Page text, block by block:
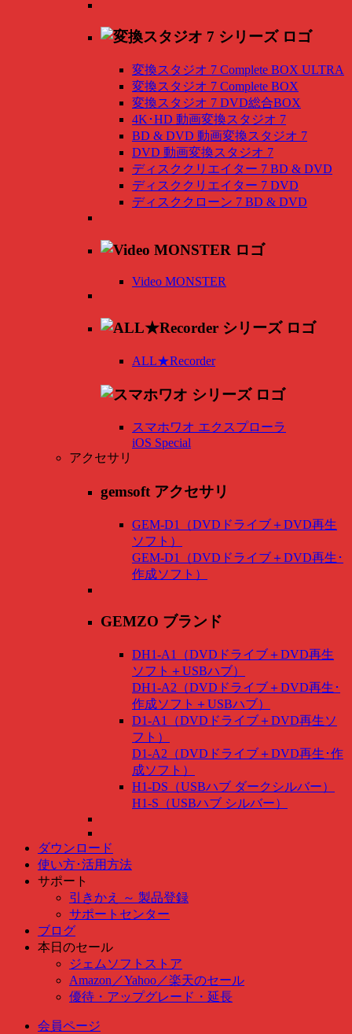
変換スタジオ 7 Complete BOX ULTRA
変換スタジオ 7 Complete BOX
変換スタジオ 7 DVD総合BOX
4K･HD 動画変換スタジオ 7
BD & DVD 動画変換スタジオ 7
DVD 動画変換スタジオ 7
ディスククリエイター 7 BD & DVD
ディスククリエイター 7 DVD
ディスククローン 7 BD & DVD
Video MONSTER
ALL★Recorder
スマホワオ エクスプローラ
iOS Special
アクセサリ
gemsoft アクセサリ
GEM-D1（DVDドライブ＋DVD再生
ソフト）
GEM-D1（DVDドライブ＋DVD再生･
作成ソフト）
GEMZO ブランド
DH1-A1（DVDドライブ＋DVD再生
ソフト＋USBハブ）
DH1-A2（DVDドライブ＋DVD再生･
作成ソフト＋USBハブ）
D1-A1（DVDドライブ＋DVD再生ソ
フト）
D1-A2（DVDドライブ＋DVD再生･作
成ソフト）
H1-DS（USBハブ ダークシルバー）
H1-S（USBハブ シルバー）
ダウンロード
使い方･活用方法
サポート
引きかえ ～ 製品登録
サポートセンター
ブログ
本日のセール
ジェムソフトストア
Amazon ／Yahoo ／楽天のセール
優待・アップグレード・延長
会員ページ